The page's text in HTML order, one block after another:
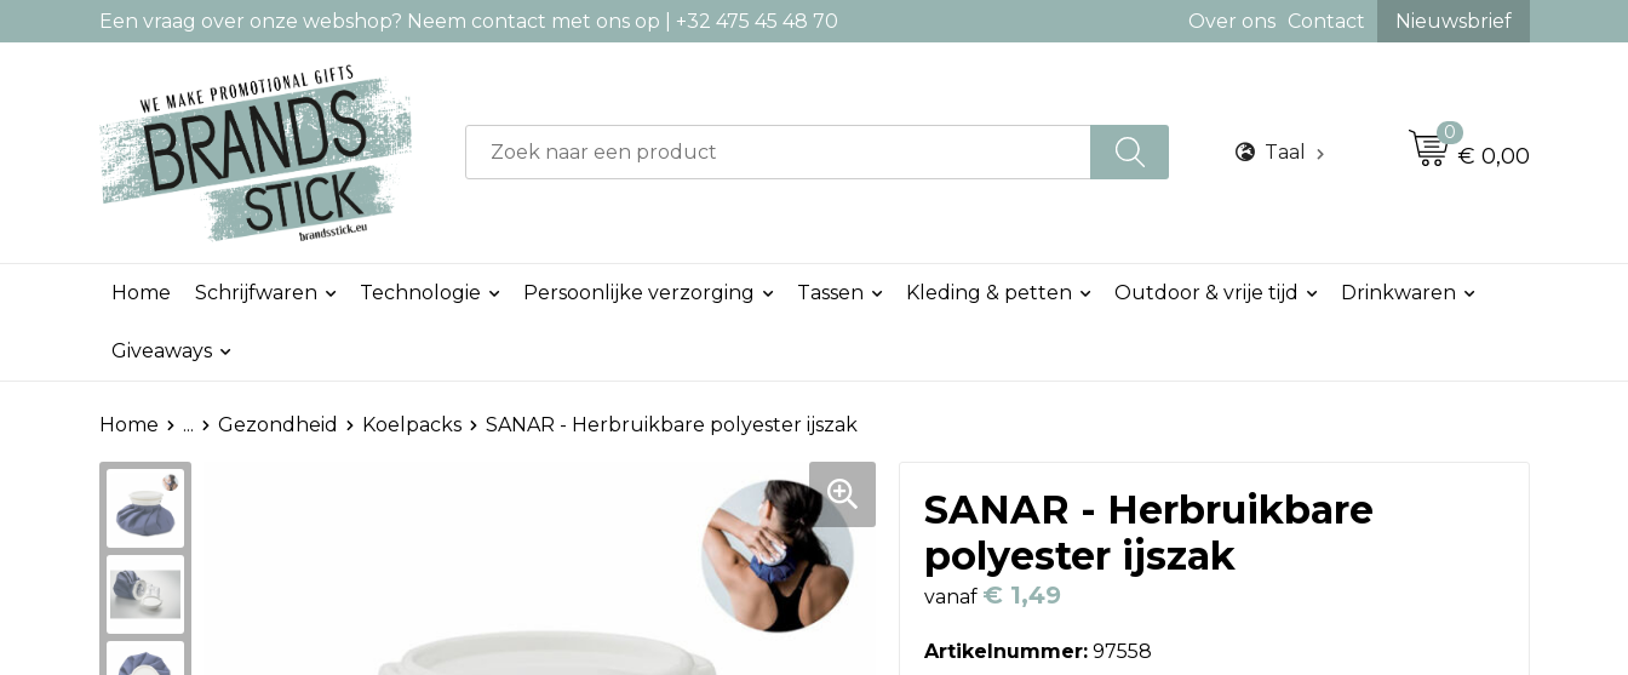
Een vraag over onze webshop? Neem contact met ons op | +32 475 45 48 70 Over ons Contact Nieuwsbrief
Taal
0
€ 0,00
Home Schrijfwaren Technologie Persoonlijke verzorging Tassen Kleding & petten Outdoor & vrije tijd Drinkwaren
Giveaways
Home ... Gezondheid Koelpacks SANAR - Herbruikbare polyester ijszak
SANAR - Herbruikbare
polyester ijszak
vanaf € 1,49
Artikelnummer: 97558